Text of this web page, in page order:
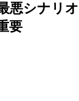
悪シナリ
要